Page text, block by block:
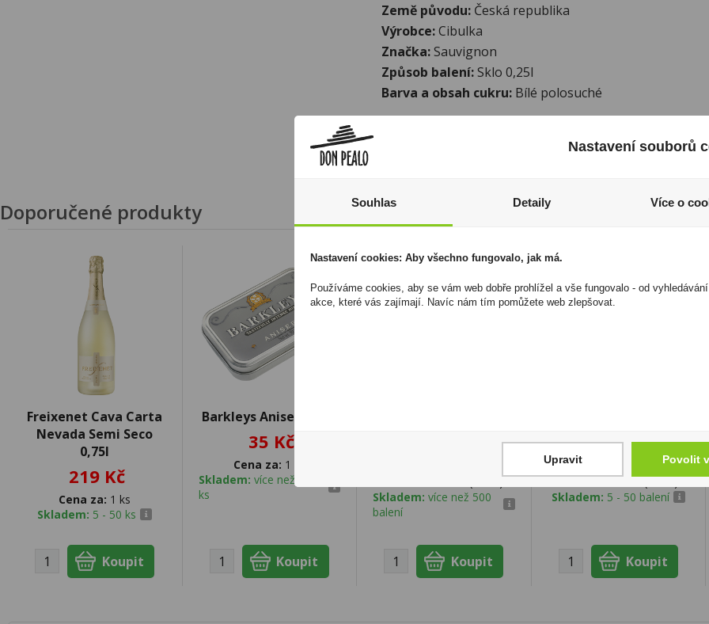
Země původu: Česká republika
Výrobce:Cibulka
Značka:Sauvignon
Způsob balení:Sklo 0,25l
Barva a obsah cukru: Bílé polosuché
I přesto, že jsou informace o výrobcích pravidelně
odpovědnost za jakékoliv nesprávné informace. To však nemá
zákona. Tyto informace jsou podávány pouze pro osobní
kopírovány bez předchozího souhlasu DonPealo ani bez
Doporučené produkty
Freixenet Cava Carta
Nevada Semi Seco
0,75l
219 Kč
Cena za: 1 ks
Skladem: 5 - 50 ks
Barkleys Aniseed 50g
35 Kč
Cena za: 1 ks
Skladem: více než 500
ks
balení (10 ks)
Skladem:více než 500
balení
Cena za:balení (10 ks)
Skladem: 5 - 50 balení
Nastavení souborů
Souhlas Detaily Více o
Nastavení cookies: Aby všechno fungovalo, jak má.
Používáme cookies, aby se vám web dobře prohlížel a vše fungovalo - od
akce, které vás zajímají. Navíc nám tím pomůžete web zlepšovat.
Upravit Povolit